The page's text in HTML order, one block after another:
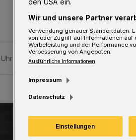
3 Minuten Lesezeit
den USA ein.
Wir und unsere Partner
Verwendung genauer Standortdaten.
von oder Zugriff auf Informationen auf
Werbeleistung und der Performance
Verbesserung von Angeboten.
Ausführliche Informationen
Impressum
Datenschutz
Einstellungen